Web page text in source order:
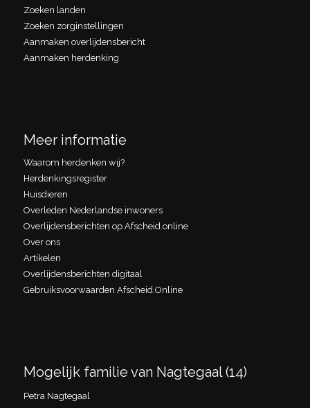
Zoeken landen
Zoeken zorginstellingen
Aanmaken overlijdensbericht
Aanmaken herdenking
Meer informatie
Waarom herdenken wij?
Herdenkingsregister
Huisdieren
Overleden Nederlandse inwoners
Overlijdensberichten op Afscheid.online
Over ons
Artikelen
Overlijdensberichten digitaal
Gebruiksvoorwaarden Afscheid.Online
Mogelijk familie van Nagtegaal (14)
Petra Nagtegaal